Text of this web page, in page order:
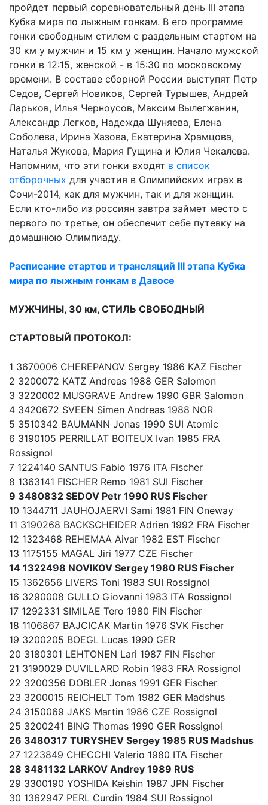
пройдет первый соревновательный день III этапа
Кубка мира по лыжным гонкам. В его программе
гонки свободным стилем с раздельным стартом на
30 км у мужчин и 15 км у женщин. Начало мужской
гонки в 12:15, женской - в 15:30 по московскому
времени. В составе сборной России выступят Петр
Седов, Сергей Новиков, Сергей Турышев, Андрей
Ларьков, Илья Черноусов, Максим Вылегжанин,
Александр Легков, Надежда Шуняева, Елена
Соболева, Ирина Хазова, Екатерина Храмцова,
Наталья Жукова, Мария Гущина и Юлия Чекалева.
Напомним, что эти гонки входят в список
отборочных для участия в Олимпийских играх в
Сочи-2014, как для мужчин, так и для женщин.
Если кто-либо из россиян завтра займет место с
первого по третье, он обеспечит себе путевку на
домашнюю Олимпиаду.
Расписание стартов и трансляций III этапа Кубка
мира по лыжным гонкам в Давосе
МУЖЧИНЫ, 30 км, СТИЛЬ СВОБОДНЫЙ
СТАРТОВЫЙ ПРОТОКОЛ:
1 3670006 CHEREPANOV Sergey 1986 KAZ Fischer
2 3200072 KATZ Andreas 1988 GER Salomon
3 3220002 MUSGRAVE Andrew 1990 GBR Salomon
4 3420672 SVEEN Simen Andreas 1988 NOR
5 3510342 BAUMANN Jonas 1990 SUI Atomic
6 3190105 PERRILLAT BOITEUX Ivan 1985 FRA
Rossignol
7 1224140 SANTUS Fabio 1976 ITA Fischer
8 1363141 FISCHER Remo 1981 SUI Fischer
9 3480832 SEDOV Petr 1990 RUS Fischer
10 1344711 JAUHOJAERVI Sami 1981 FIN Oneway
11 3190268 BACKSCHEIDER Adrien 1992 FRA Fischer
12 1323468 REHEMAA Aivar 1982 EST Fischer
13 1175155 MAGAL Jiri 1977 CZE Fischer
14 1322498 NOVIKOV Sergey 1980 RUS Fischer
15 1362656 LIVERS Toni 1983 SUI Rossignol
16 3290008 GULLO Giovanni 1983 ITA Rossignol
17 1292331 SIMILAE Tero 1980 FIN Fischer
18 1106867 BAJCICAK Martin 1976 SVK Fischer
19 3200205 BOEGL Lucas 1990 GER
20 3180301 LEHTONEN Lari 1987 FIN Fischer
21 3190029 DUVILLARD Robin 1983 FRA Rossignol
22 3200356 DOBLER Jonas 1991 GER Fischer
23 3200015 REICHELT Tom 1982 GER Madshus
24 3150069 JAKS Martin 1986 CZE Rossignol
25 3200241 BING Thomas 1990 GER Rossignol
26 3480317 TURYSHEV Sergey 1985 RUS Madshus
27 1223849 CHECCHI Valerio 1980 ITA Fischer
28 3481132 LARKOV Andrey 1989 RUS
29 3300190 YOSHIDA Keishin 1987 JPN Fischer
30 1362947 PERL Curdin 1984 SUI Rossignol